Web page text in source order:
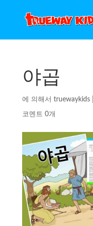
야곱
에 의해서 truewaykids|
코멘트 0개